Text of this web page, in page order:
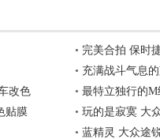
• 完美合拍 保时
• 充满战斗气息
改色 • 最特立独行的
贴膜 • 玩的是寂寞 大
• 蓝精灵 大众途